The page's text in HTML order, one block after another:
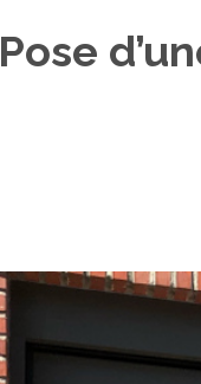
Pose